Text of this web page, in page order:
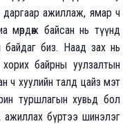
даргаар ажиллаж, ямар ч
мөрдөж байсан нь түүнд
байдаг биз. Наад зах нь
байрны уулзалтын
ч хуулийн талд цайз мэт
туршлагын хувьд бол
ажиллах бүртээ шинэлэг